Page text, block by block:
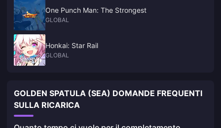
One Punch Man: The Strongest
GLOBAL
Honkai: Star Rail
GLOBAL
GOLDEN SPATULA (SEA) DOMANDE FREQUENTI
SULLA RICARICA